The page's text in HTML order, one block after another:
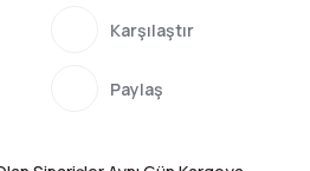
Karşılaştır
Paylaş